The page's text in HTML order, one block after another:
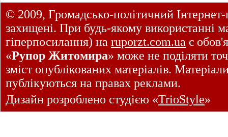
© 2009, Громадсько-політичний
захищені. При будь-якому використанні
гіперпосилання) на ruporzt.com.ua є
«Рупор Житомира» може не поділяти
зміст опублікованих матеріалів.
публікуються на правах реклами.
Дизайн розроблено студією «TrioStyle»